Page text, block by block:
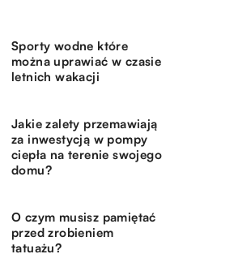
Sporty wodne które
można uprawiać w czasie
letnich wakacji
Jakie zalety przemawiają
za inwestycją w pompy
ciepła na terenie swojego
domu?
O czym musisz pamiętać
przed zrobieniem
tatuażu?